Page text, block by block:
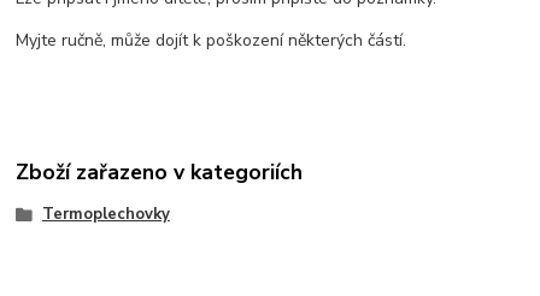
Myjte ručně, může dojít k poškození některých částí.
Zboží zařazeno v kategoriích
Termoplechovky